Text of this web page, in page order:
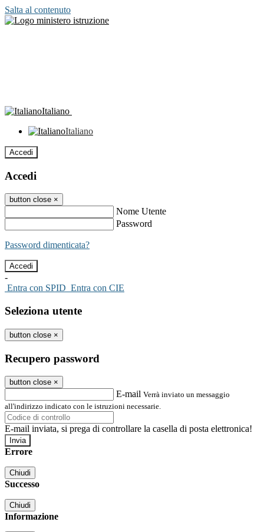
Salta al contenuto
Italiano
Italiano
Accedi
Accedi
button close ×
Nome Utente
Password
Password dimenticata?
-
Entra con SPID Entra con CIE
Seleziona utente
button close ×
Recupero password
button close ×
E-mail Verrà inviato un messaggio
all'indirizzo indicato con le istruzioni necessarie.
E-mail inviata, si prega di controllare la casella di posta elettronica!
Errore
Chiudi
Successo
Chiudi
Informazione